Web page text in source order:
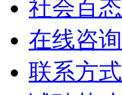
社会百态
在线咨询
联系方式